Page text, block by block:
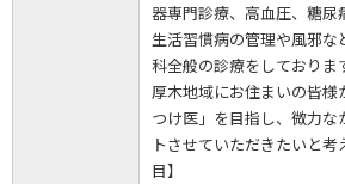
器専門診療、高血圧、糖
生活習慣病の管理や風邪な
科全般の診療をしておりま
厚木地域にお住まいの皆様
つけ医」を目指し、微力
トさせていただきたいと
目】